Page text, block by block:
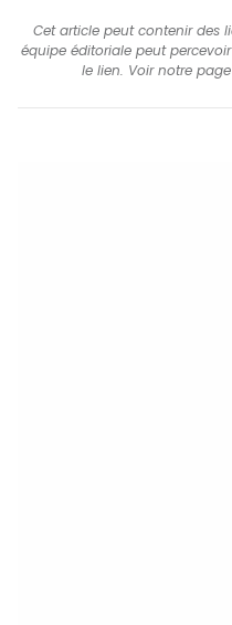
Cet article peut contenir des
équipe éditoriale peut
le lien. Voir notre